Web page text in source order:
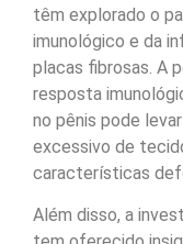
têm explorado o
imunológico e da
placas fibrosas. A
resposta
no pênis pode
excessivo de
características
Além disso, a